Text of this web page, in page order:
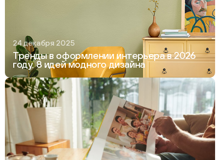
24 декабря 2025
Тренды в оформлении интерьера в 2026
году. 8 идей модного дизайна